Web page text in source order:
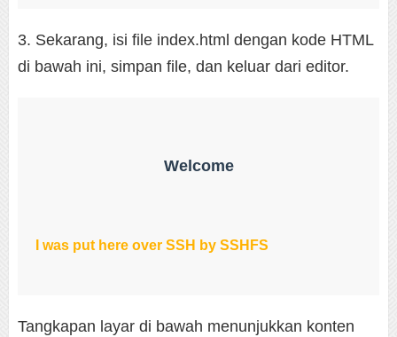
3. Sekarang, isi file index.html dengan kode HTML
di bawah ini, simpan file, dan keluar dari editor.
Welcome
I was put here over SSH by SSHFS
Tangkapan layar di bawah menunjukkan konten